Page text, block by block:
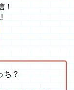
！
ち？